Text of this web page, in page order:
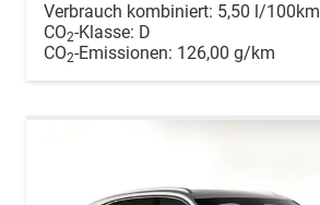
Verbrauch kombiniert: 5,50 l/100km
CO2-Klasse: D
CO2-Emissionen: 126,00 g/km